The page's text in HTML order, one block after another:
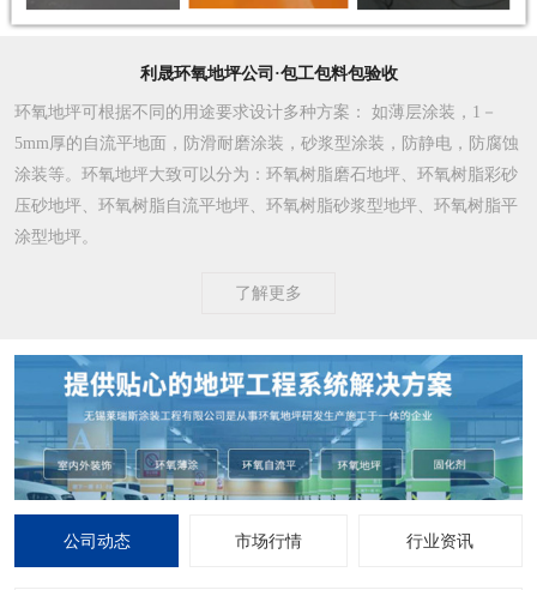
利晟环氧地坪公司·包工包料包验收
环氧地坪可根据不同的用途要求设计多种方案 ： 如薄层涂装，1－
5mm厚的自流平地面，防滑耐磨涂装，砂浆型涂装，防静电，防腐蚀
涂装等。环氧地坪大致可以分为：环氧树脂磨石地坪、环氧树脂彩砂
压砂地坪、环氧树脂自流平地坪、环氧树脂砂浆型地坪、环氧树脂平
涂型地坪。
了解更多
公司动态 市场行情 行业资讯